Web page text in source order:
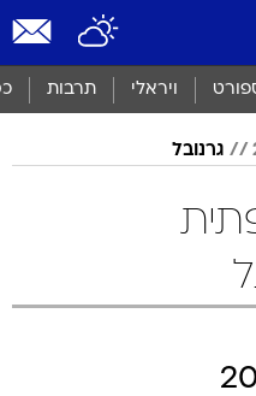
ויראלי תרבות
גרנובל